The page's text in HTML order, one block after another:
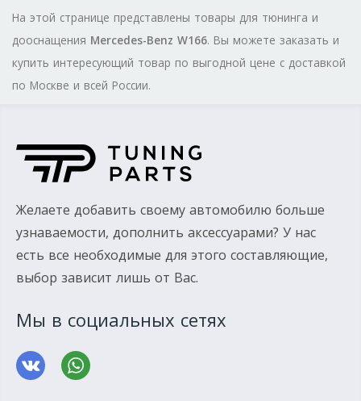
На этой странице представлены товары для тюнинга и
дооснащения Mercedes-Benz W166. Вы можете заказать и
купить интересующий товар по выгодной цене с доставкой
по Москве и всей России.
Желаете добавить своему автомобилю больше
узнаваемости, дополнить аксессуарами? У нас
есть все необходимые для этого составляющие,
выбор зависит лишь от Вас.
Мы в социальных сетях